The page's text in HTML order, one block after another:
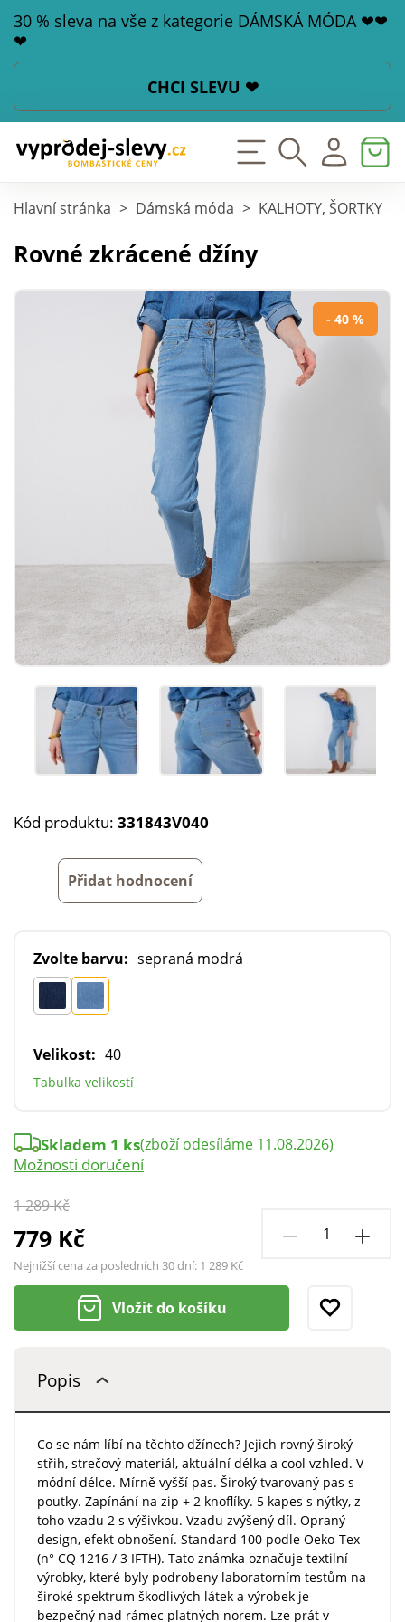
30 % sleva na vše z kategorie DÁMSKÁ MÓDA ❤❤
❤
CHCI SLEVU ❤
Hlavní stránka > Dámská móda > KALHOTY, ŠORTKY >
Rovné zkrácené džíny
- 40 %
Kód produktu: 331843V040
Přidat hodnocení
Zvolte barvu: sepraná modrá
Velikost: 40
Tabulka velikostí
1 289 Kč
779 Kč
Nejnižší cena za posledních 30 dní: 1 289 Kč
Skladem 1 ks(zboží odesíláme 11.08.2026)
Možnosti doručení
Vložit do košíku
Popis
Co se nám líbí na těchto džínech? Jejich rovný široký
střih, strečový materiál, aktuální délka a cool vzhled. V
módní délce. Mírně vyšší pas. Široký tvarovaný pas s
poutky. Zapínání na zip + 2 knoflíky. 5 kapes s nýtky, z
toho vzadu 2 s výšivkou. Vzadu zvýšený díl. Opraný
design, efekt obnošení. Standard 100 podle Oeko-Tex
(n° CQ 1216 / 3 IFTH). Tato známka označuje textilní
výrobky, které byly podrobeny laboratorním testům na
široké spektrum škodlivých látek a výrobek je
bezpečný nad rámec platných norem. Lze prát v